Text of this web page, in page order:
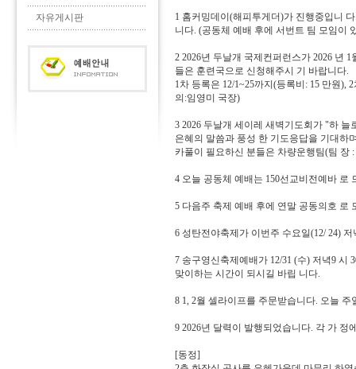
자유게시판
1 홈커밍데이(해피투게더)가 진행중입니
니다. (공동체 예배 후에 서번트 팀 모임이
2 2026년 두날개 국제컨퍼런스가 2026 년
들은 훈련국으로 신청해주시 기 바랍니다.
1차 등록은 12/1~25까지(등록비: 15 만원),
의:임영미 국장)
3 2026 두날개 세이레 새벽기도회가 "하 늘
은혜의 말씀과 풍성 한 기도응답을 기대하
카풀이 필요하신 분들은 차량운행팀(팀 장
4 오늘 공동체 예배는 150선교비전예바 로
5 다음주 축제 예배 후에 연말 공동의호 로
6 성탄전야축제가 이번주 수요일(12/ 24)
7 송구영신축제예배가 12/31 (수) 저녁9 시
맞이하는 시간이 되시길 바립 니다.
8 1, 2월 셀라이프를 주문받습니다. 오늘
9 2026년 달력이 발행되었습니다. 각 가 정
[동정]